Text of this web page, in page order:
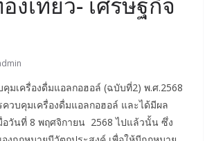
มเครื่องดื่มแอลกอฮอล์ (ฉบับที่2) พ.ศ.2568
วบคุมเครื่องดื่มแอลกอฮอล์ และได้มีผล
อวันที่ 8 พฤศจิกายน 2568 ไปแล้วนั้น ซึ่ง